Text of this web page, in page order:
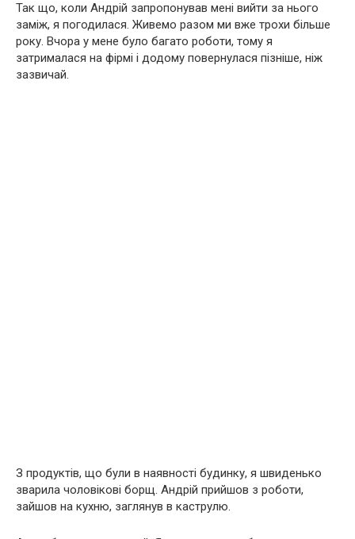
Так що, коли Андрій запропонував мені вийти за нього
заміж, я погодилася. Живемо разом ми вже трохи більше
року. Вчора у мене було багато роботи, тому я
затрималася на фірмі і додому повернулася пізніше, ніж
зазвичай.
З продуктів, що були в наявності будинку, я швиденько
зварила чоловікові борщ. Андрій прийшов з роботи,
зайшов на кухню, заглянув в каструлю.